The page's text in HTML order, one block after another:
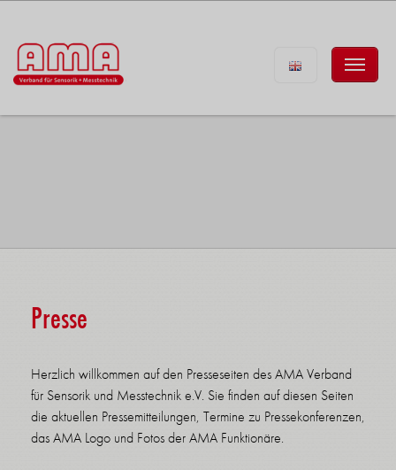
Presse
Herzlich willkommen auf den Presseseiten des AMA Verband
für Sensorik und Messtechnik e.V. Sie finden auf diesen Seiten
die aktuellen Pressemitteilungen, Termine zu Pressekonferenzen,
das AMA Logo und Fotos der AMA Funktionäre.